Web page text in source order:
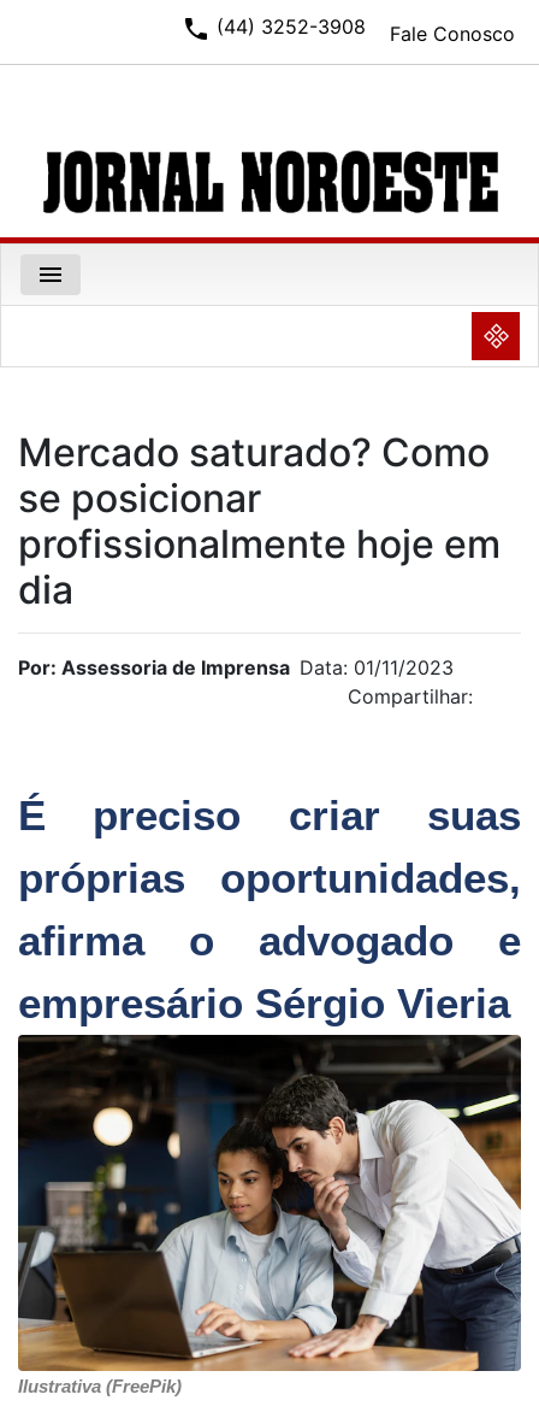
Fale Conosco
phone (44) 3252-3908
menu
NULL
Mercado saturado? Como
se posicionar
profissionalmente hoje em
dia
Por: Assessoria de Imprensa Data: 01/11/2023
Compartilhar:
É preciso criar suas
próprias oportunidades,
afirma o advogado e
empresário Sérgio Vieria
Ilustrativa (FreePik)